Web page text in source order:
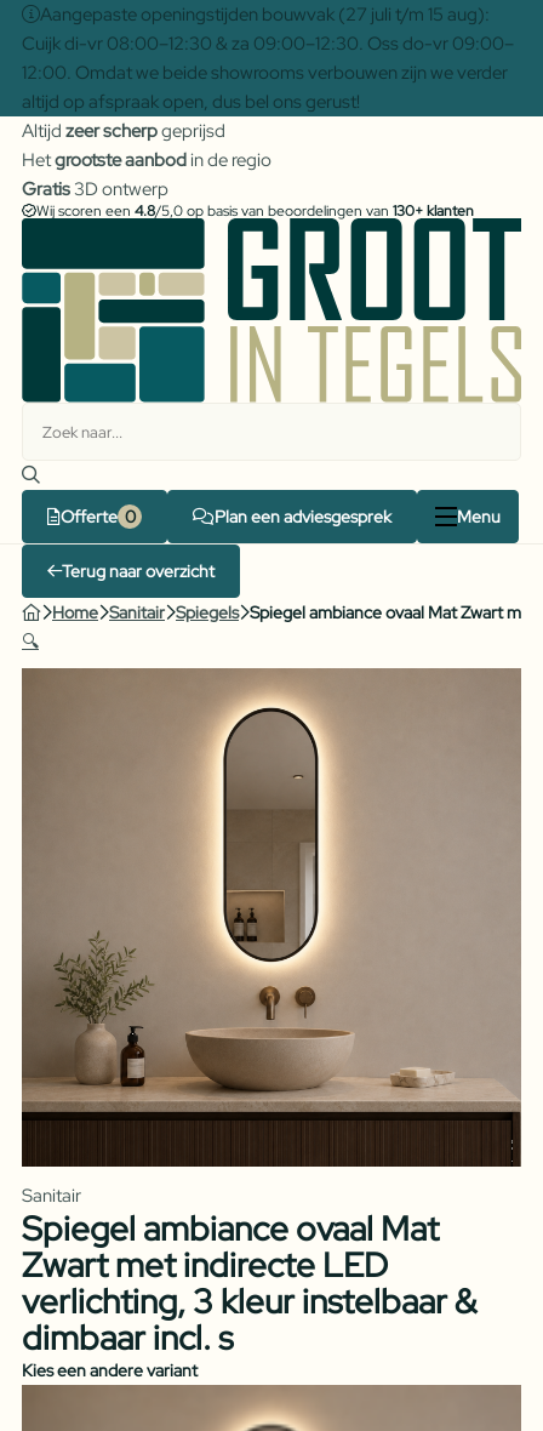
Aangepaste openingstijden bouwvak (27 juli t/m 15 aug):
Cuijk di-vr 08:00–12:30 & za 09:00–12:30. Oss do-vr 09:00–
12:00. Omdat we beide showrooms verbouwen zijn we verder
altijd op afspraak open, dus bel ons gerust!
Altijd zeer scherpgeprijsd
Hetgrootste aanbodin de regio
Gratis3D ontwerp
Wij scoren een 4.8/5,0 op basis van beoordelingen van 130+ klanten
Offerte Plan een adviesgesprek Menu
Terug naar overzicht
Home Sanitair Spiegels Spiegel ambiance ovaal Mat Zwart
🔍
Sanitair
Spiegel ambiance ovaal Mat
Zwart met indirecte LED
verlichting, 3 kleur instelbaar &
dimbaar incl. s
Kies een andere variant